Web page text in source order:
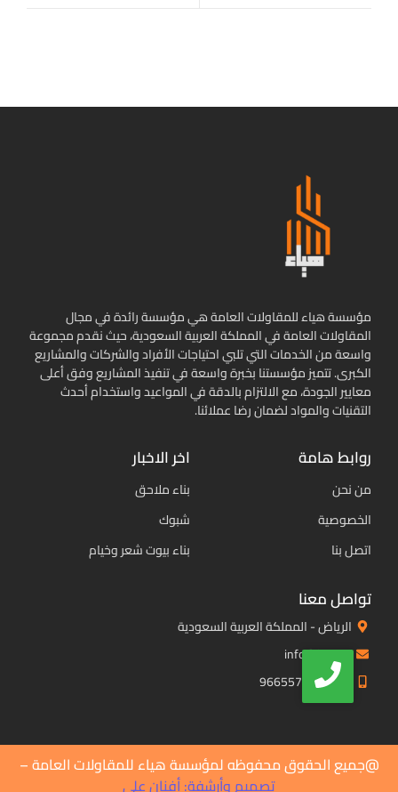
مؤسسة هياء للمقاولات العامة هي مؤسسة رائدة في مجال
المقاولات العامة في المملكة العربية السعودية، حيث نقدم مجموعة
واسعة من الخدمات التي تلبي احتياجات الأفراد والشركات والمشاريع
الكبرى. تتميز مؤسستنا بخبرة واسعة في تنفيذ المشاريع وفق أعلى
معايير الجودة، مع الالتزام بالدقة في المواعيد واستخدام أحدث
التقنيات والمواد لضمان رضا عملائنا.
روابط هامة
من نحن
الخصوصية
اتصل بنا
اخر الاخبار
بناء ملاحق
شبوك
بناء بيوت شعر وخيام
تواصل معنا
الرياض - المملكة العربية السعودية
info@hea.sa
@جميع الحقوق محفوظه لمؤسسة هياء للمقاولات العامة –
تصميم وأرشفة: أفنان علي